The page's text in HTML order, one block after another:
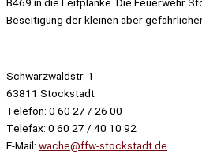
Beseitigung der kleinen aber
Schwarzwaldstr. 1
63811 Stockstadt
Telefon: 0 60 27 / 26 00
Telefax: 0 60 27 / 40 10 92
E-Mail: wache@ffw-stockstadt.de